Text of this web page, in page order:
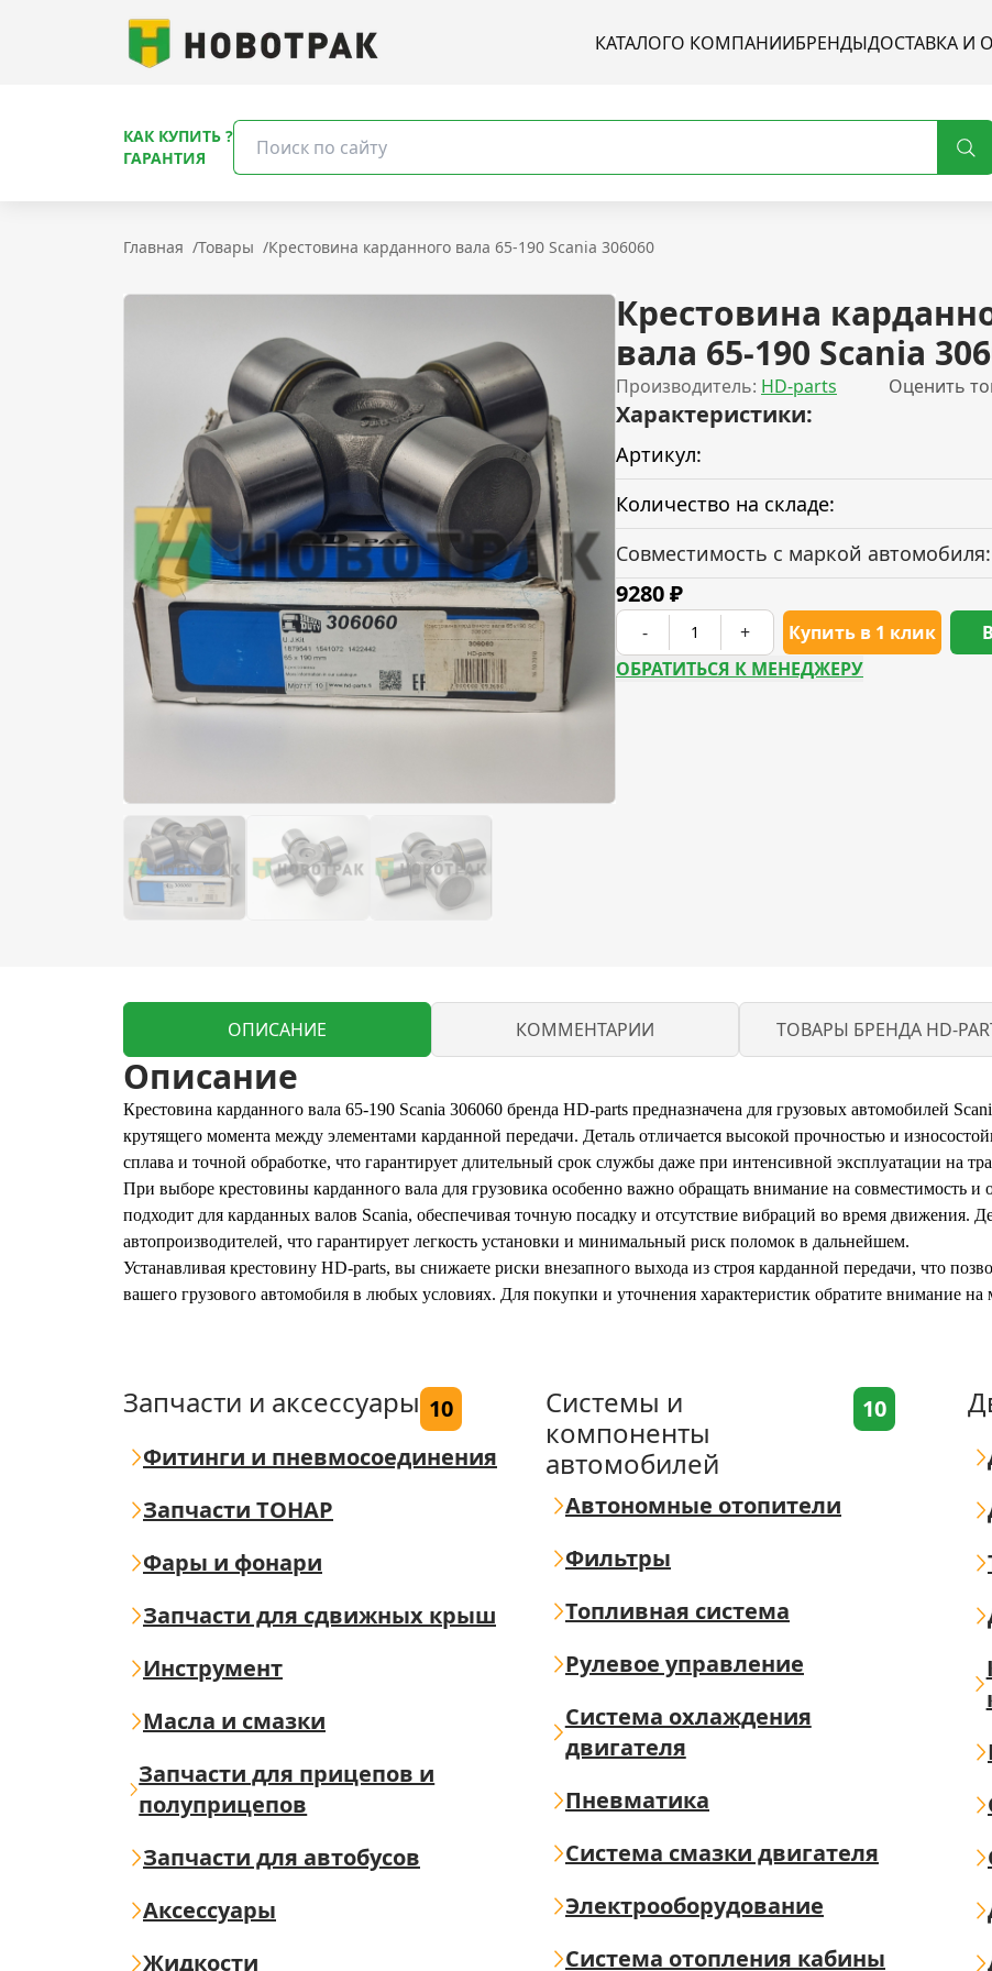
КАТАЛОГО КОМПАНИИБРЕНДЫДОСТАВКА И
КАК КУПИТЬ ?
ГАРАНТИЯ
Главная /Товары /Крестовина карданного вала 65-190 Scania 306060
Крестовина
вала 65-190 Scania
Производитель: HD-parts Оценить
Характеристики:
Артикул:
Количество на складе:
Совместимость с маркой автомобиля:
9280₽
- + Купить в 1 клик
ОБРАТИТЬСЯ К МЕНЕДЖЕРУ
ОПИСАНИЕ КОММЕНТАРИИ ТОВАРЫ БРЕНДА HD-
Описание
Крестовина карданного вала 65-190 Scania 306060 бренда HD-parts предназначена для грузовых автомобилей
крутящего момента между элементами карданной передачи. Деталь отличается высокой прочностью и
сплава и точной обработке, что гарантирует длительный срок службы даже при интенсивной эксплуатации на
При выборе крестовины карданного вала для грузовика особенно важно обращать внимание на совместимость
подходит для карданных валов Scania, обеспечивая точную посадку и отсутствие вибраций во время движения.
автопроизводителей, что гарантирует легкость установки и минимальный риск поломок в дальнейшем.
Устанавливая крестовину HD-parts, вы снижаете риски внезапного выхода из строя карданной передачи, что
вашего грузового автомобиля в любых условиях. Для покупки и уточнения характеристик обратите внимание
Запчасти и аксессуары 10
Фитинги и пневмосоединения
Запчасти ТОНАР
Фары и фонари
Запчасти для сдвижных крыш
Инструмент
Масла и смазки
Запчасти для прицепов и
полуприцепов
Запчасти для автобусов
Аксессуары
Жидкости
Системы и
компоненты
автомобилей
10
Автономные отопители
Фильтры
Топливная система
Рулевое управление
Система охлаждения
двигателя
Пневматика
Система смазки двигателя
Электрооборудование
Система отопления кабины